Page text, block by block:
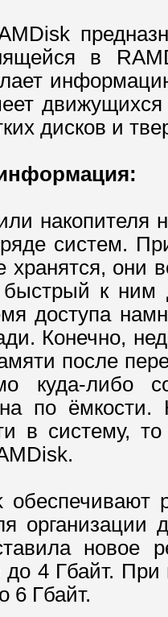
в
дисков и
накопителя
систем.
они
быстрый к
доступа
Конечно,
после
куда-либо
по
в систему,
обеспечивают
организации
новое
4 Гбайт. При
6 Гбайт.